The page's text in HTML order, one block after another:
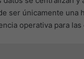
ser únicamente una
operativa para las